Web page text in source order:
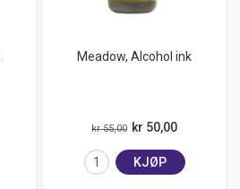
Meadow, Alcohol ink
kr 55,00 kr 50,00
KJØP